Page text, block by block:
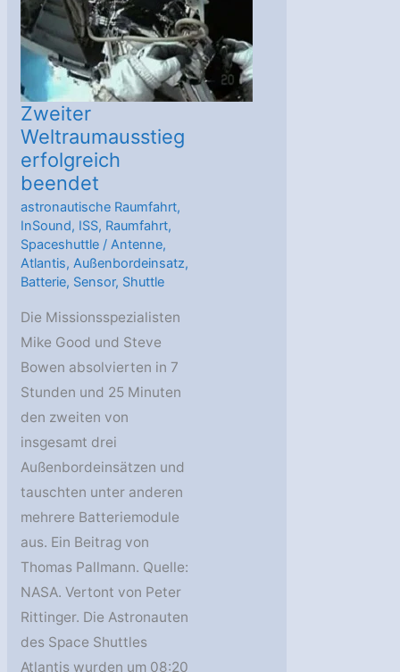
Zweiter
Weltraumausstieg
erfolgreich
beendet
astronautische Raumfahrt,
InSound, ISS, Raumfahrt,
Spaceshuttle /Antenne,
Atlantis,Außenbordeinsatz,
Batterie, Sensor, Shuttle
Die Missionsspezialisten
Mike Good und Steve
Bowen absolvierten in 7
Stunden und 25 Minuten
den zweiten von
insgesamt drei
Außenbordeinsätzen und
tauschten unter anderen
mehrere Batteriemodule
aus. Ein Beitrag von
Thomas Pallmann. Quelle:
NASA. Vertont von Peter
Rittinger. Die Astronauten
des Space Shuttles
Atlantis wurden um 08:20